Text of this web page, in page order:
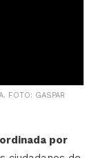
FOTO: GASPAR
por